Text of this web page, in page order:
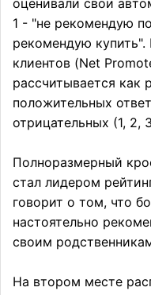
1 - "не рекомендую
рекомендую купить".
клиентов (Net
рассчитывается как
положительных
отрицательных (1, 2,
Полноразмерный
стал лидером
говорит о том, что
настоятельно
своим
На втором месте